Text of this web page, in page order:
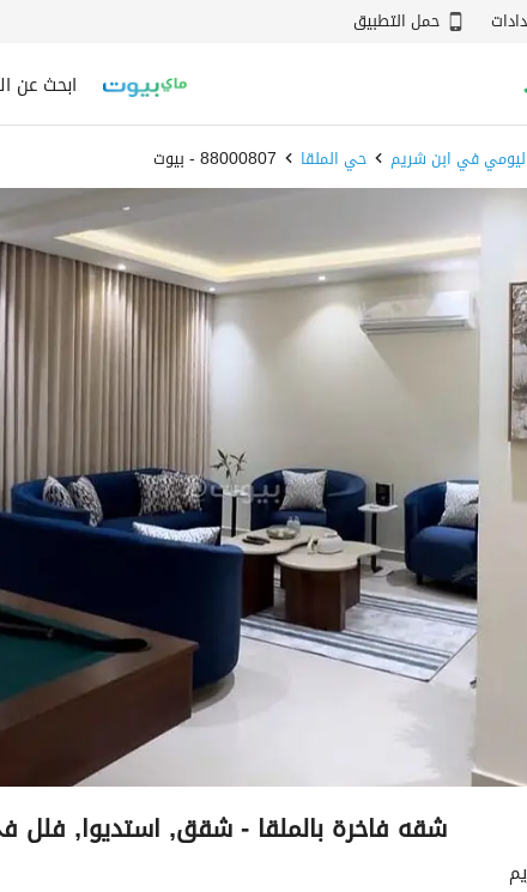
حمل التطبيق
ابحث عن
في ابن شريم حي الملقا 88000807 - بيوت
شقه فاخرة بالملقا - شقق, استديوا, فلل